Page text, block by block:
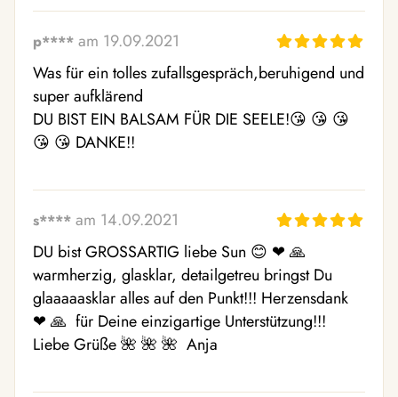
p**** am 19.09.2021
Was für ein tolles zufallsgespräch,beruhigend und
super aufklärend
DU BIST EIN BALSAM FÜR DIE SEELE!😘 😘 😘
😘 😘 DANKE!!
s**** am 14.09.2021
DU bist GROSSARTIG liebe Sun 😊 ❤ ️🙏
warmherzig, glasklar, detailgetreu bringst Du
glaaaaasklar alles auf den Punkt!!! Herzensdank
❤ ️🙏  für Deine einzigartige Unterstützung!!!
Liebe Grüße 🌺 🌺 🌺  Anja